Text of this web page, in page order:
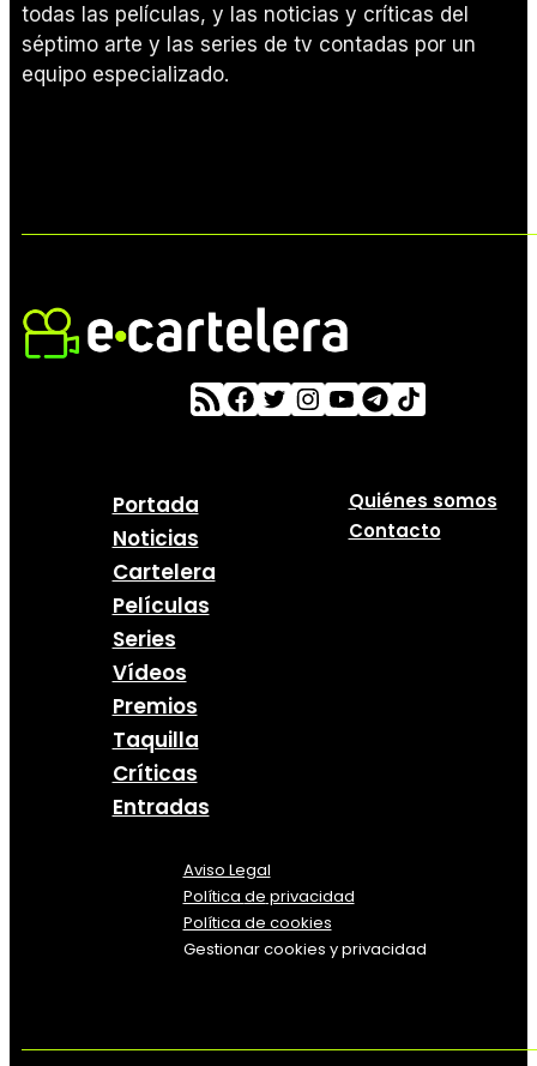
todas las películas, y las noticias y críticas del
séptimo arte y las series de tv contadas por un
equipo especializado.
Portada
Noticias
Cartelera
Películas
Series
Vídeos
Premios
Taquilla
Críticas
Entradas
Quiénes somos
Contacto
Aviso Legal
Política de privacidad
Política de cookies
Gestionar cookies y privacidad